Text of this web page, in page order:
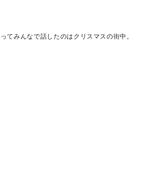
てみんなで話したのはクリスマスの街中。